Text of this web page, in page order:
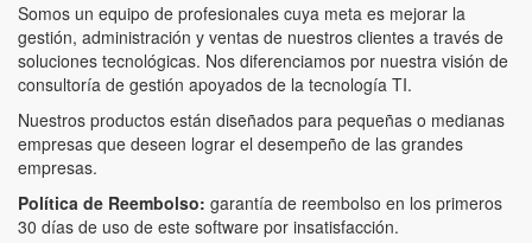
Somos un equipo de profesionales cuya meta es mejorar la
gestión, administración y ventas de nuestros clientes a través de
soluciones tecnológicas. Nos diferenciamos por nuestra visión de
consultoría de gestión apoyados de la tecnología TI.
Nuestros productos están diseñados para pequeñas o medianas
empresas que deseen lograr el desempeño de las grandes
empresas.
Política de Reembolso: garantía de reembolso en los primeros
30 días de uso de este software por insatisfacción.